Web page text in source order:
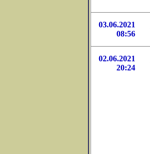
03.06.2021
08:56
02.06.2021
20:24